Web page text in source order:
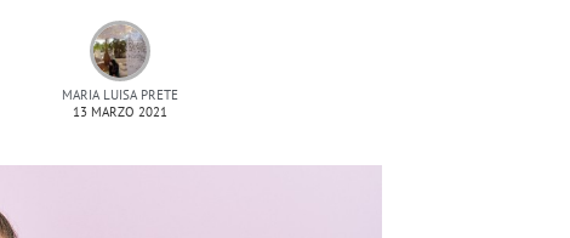
MARIA LUISA PRETE
13 MARZO 2021